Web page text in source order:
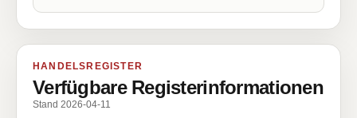
HANDELSREGISTER
Verfügbare Registerinformationen
Stand 2026-04-11